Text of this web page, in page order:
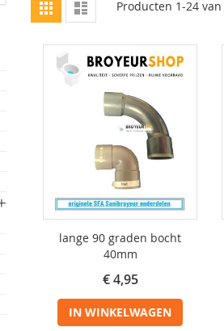
als
Foto-
tabel
Lijst Producten 1-24 van
lange 90 graden bocht
40mm
€ 4,95
IN WINKELWAGEN